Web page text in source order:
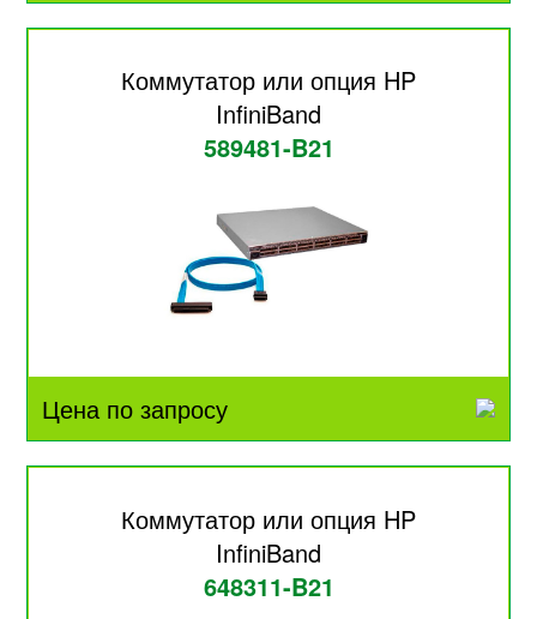
Коммутатор или опция HP
InfiniBand
589481-B21
Цена по запросу
Коммутатор или опция HP
InfiniBand
648311-B21